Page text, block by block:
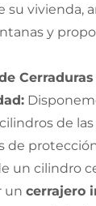
su vivienda,
y
de
de
un cilindro
uncerrajero